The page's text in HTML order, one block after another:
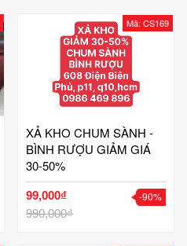
Mã: CS169
XẢ KHO CHUM SÀNH -
BÌNH RƯỢU GIẢM GIÁ
30-50%
99,000₫
990,000₫
-90%